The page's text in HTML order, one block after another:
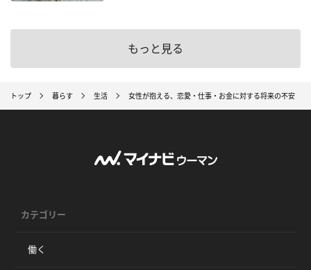
もっと見る
トップ 暮らす 生活 女性が抱える、恋愛・仕事・お金に対する将来の不安
カテゴリー
働く